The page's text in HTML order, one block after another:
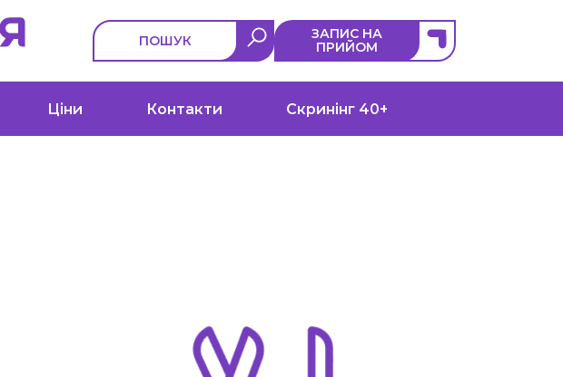
ПОШУК
ЗАПИС НА
ПРИЙОМ
Ціни Контакти Скринінг 40+